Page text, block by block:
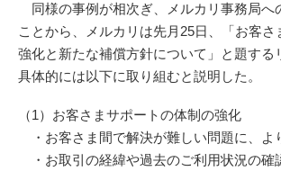
同様の事例が相次ぎ、メルカリ事務局へ
ことから、メルカリは先月25日、「お客さ
強化と新たな補償方針について」と題する
具体的には以下に取り組むと説明した。
（1）お客さまサポートの体制の強化
・お客さま間で解決が難しい問題に、よ
・お取引の経緯や過去のご利用状況の確